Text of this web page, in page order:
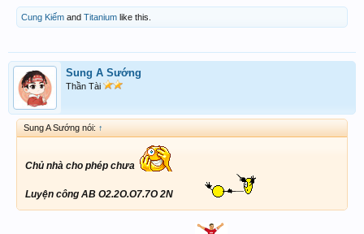
Cung Kiếm and Titanium like this.
Sung A Sướng
Thần Tài
Sung A Sướng nói: ↑
Chủ nhà cho phép chưa
Luyện công AB O2.2O.O7.7O 2N